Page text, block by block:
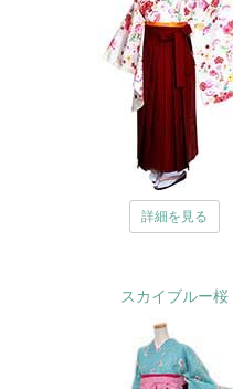
詳細を見る
スカイブルー桜